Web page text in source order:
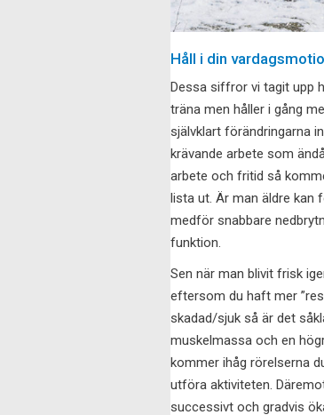
Håll i din
Dessa siffror vi tagit upp
träna men håller i gång
självklart förändringarna
krävande arbete som
arbete och fritid så
lista ut. Är man äldre kan
medför snabbare
funktion.
Sen när man blivit frisk
eftersom du haft mer
skadad/sjuk så är det
muskelmassa och en
kommer ihåg rörelserna
utföra aktiviteten.
successivt och gradvis